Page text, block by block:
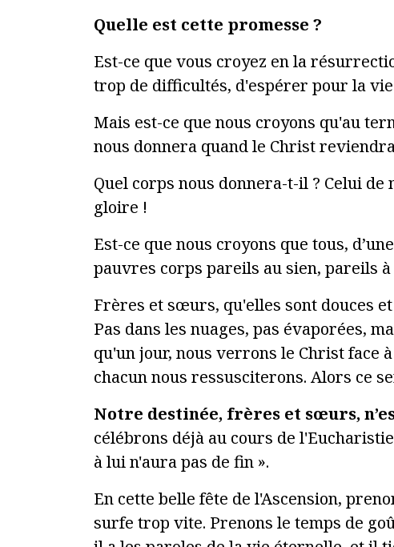
Quelle est cette promesse ?
Est-ce que vous croyez en la
trop de difficultés, d'espérer pour la
Mais est-ce que nous croyons qu'au
nous donnera quand le Christ
Quel corps nous donnera-t-il ? Celui de
gloire !
Est-ce que nous croyons que tous,
pauvres corps pareils au sien, pareils
Frères et sœurs, qu'elles sont douces
Pas dans les nuages, pas évaporées,
qu'un jour, nous verrons le Christ face
chacun nous ressusciterons. Alors ce
Notre destinée, frères et sœurs,
célébrons déjà au cours de
à lui n'aura pas de fin ».
En cette belle fête de l'Ascension,
surfe trop vite. Prenons le temps de